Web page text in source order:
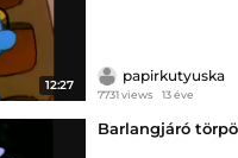
12:27
papirkutyuska
7731 views 13 éve
Barlangjáró